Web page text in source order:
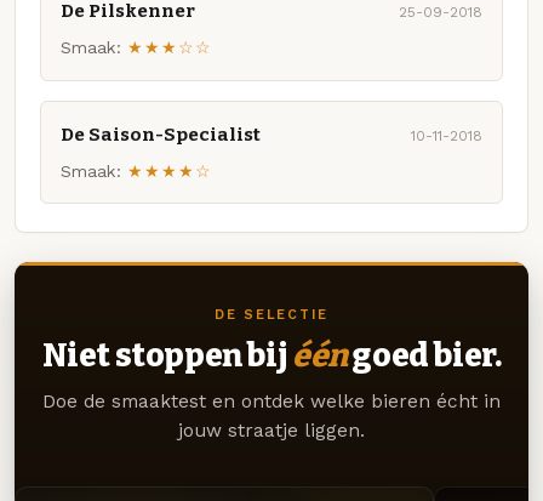
De Pilskenner 25-09-2018
Smaak: ★★★☆☆
De Saison-Specialist 10-11-2018
Smaak: ★★★★☆
DE SELECTIE
Niet stoppen bij ééngoed bier.
Doe de smaaktest en ontdek welke bieren écht in
jouw straatje liggen.